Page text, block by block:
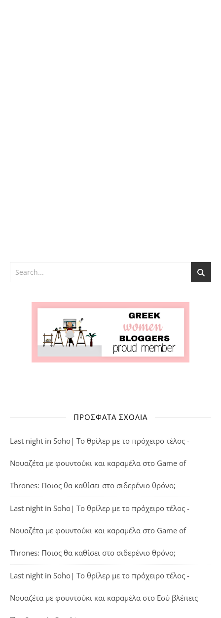
ΠΡΌΣΦΑΤΑ ΣΧΌΛΙΑ
Last night in Soho| Το θρίλερ με το πρόχειρο τέλος -
Νουαζέτα με φουντούκι και καραμέλα στο Game of
Thrones: Ποιος θα καθίσει στο σιδερένιο θρόνο;
Last night in Soho| Το θρίλερ με το πρόχειρο τέλος -
Νουαζέτα με φουντούκι και καραμέλα στο Game of
Thrones: Ποιος θα καθίσει στο σιδερένιο θρόνο;
Last night in Soho| Το θρίλερ με το πρόχειρο τέλος -
Νουαζέτα με φουντούκι και καραμέλα στο Εσύ βλέπεις